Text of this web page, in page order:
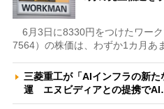
6月3日に8330円をつけたワーク
7564）の株価は、わずか1カ月あ
三菱重工が「AIインフラの新
運 エヌビディアとの提携で